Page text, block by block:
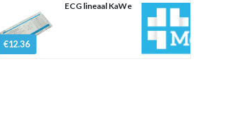
€12.36
ECG lineaal KaWe